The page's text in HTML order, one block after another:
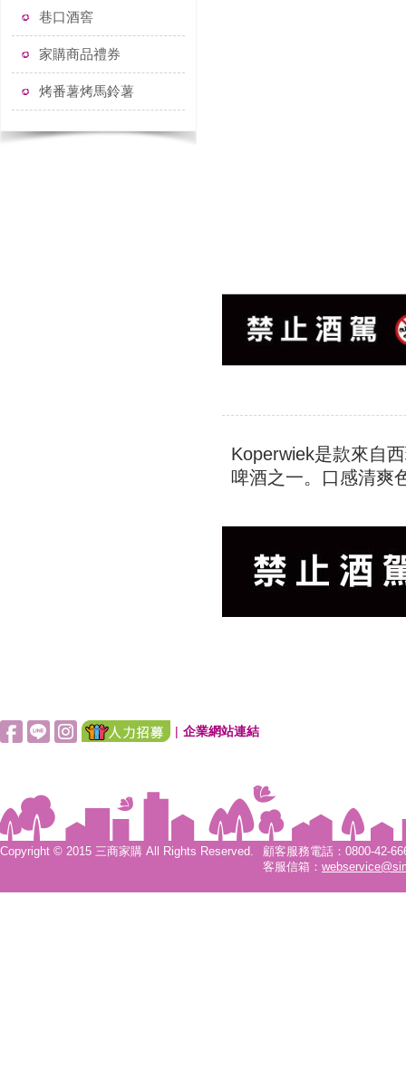
巷口酒窖
家購商品禮券
烤番薯烤馬鈴薯
Koperwiek是款來自
啤酒之一。口感清爽
| 企業網站連結
Copyright © 2015 三商家購 All Rights Reserved.
顧客服務電話：0800-42-
客服信箱：